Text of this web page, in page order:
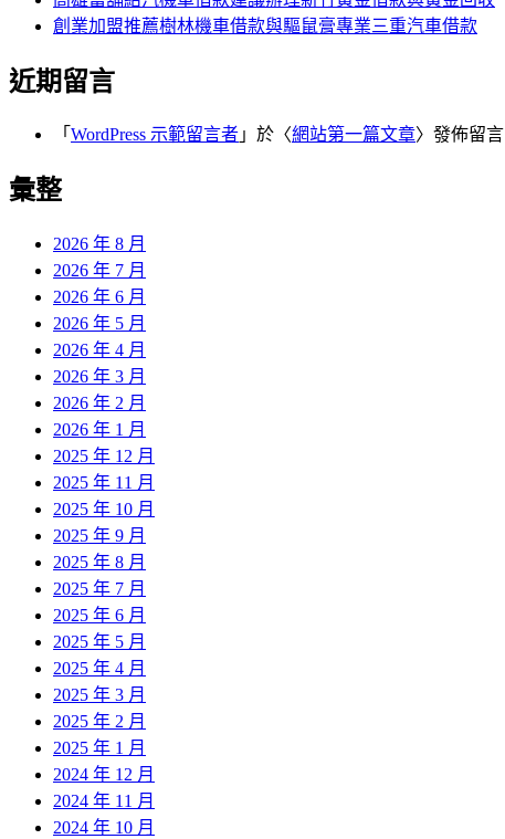
創業加盟推薦樹林機車借款與驅鼠膏專業三重汽車借款
近期留言
「 WordPress 示範留言者 」於〈網站第一篇文章〉發佈留言
彙整
2026 年 8 月
2026 年 7 月
2026 年 6 月
2026 年 5 月
2026 年 4 月
2026 年 3 月
2026 年 2 月
2026 年 1 月
2025 年 12 月
2025 年 11 月
2025 年 10 月
2025 年 9 月
2025 年 8 月
2025 年 7 月
2025 年 6 月
2025 年 5 月
2025 年 4 月
2025 年 3 月
2025 年 2 月
2025 年 1 月
2024 年 12 月
2024 年 11 月
2024 年 10 月